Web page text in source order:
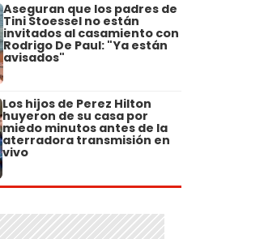
Aseguran que los padres de
Tini Stoessel no están
invitados al casamiento con
Rodrigo De Paul: "Ya están
avisados"
Los hijos de Perez Hilton
huyeron de su casa por
miedo minutos antes de la
aterradora transmisión en
vivo